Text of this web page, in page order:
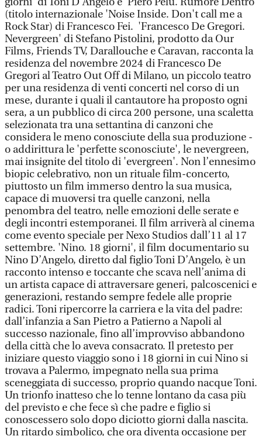
(titolo internazionale 'Noise Inside. Don't call me a
Rock Star) di Francesco Fei. 'Francesco De Gregori.
Nevergreen' di Stefano Pistolini, prodotto da Our
Films, Friends TV, Darallouche e Caravan, racconta la
residenza del novembre 2024 di Francesco De
Gregori al Teatro Out Off di Milano, un piccolo teatro
per una residenza di venti concerti nel corso di un
mese, durante i quali il cantautore ha proposto ogni
sera, a un pubblico di circa 200 persone, una scaletta
selezionata tra una settantina di canzoni che
considera le meno conosciute della sua produzione -
o addirittura le 'perfette sconosciute', le nevergreen,
mai insignite del titolo di 'evergreen'. Non l’ennesimo
biopic celebrativo, non un rituale film-concerto,
piuttosto un film immerso dentro la sua musica,
capace di muoversi tra quelle canzoni, nella
penombra del teatro, nelle emozioni delle serate e
degli incontri estemporanei. Il film arriverà al cinema
come evento speciale per Nexo Studios dall’11 al 17
settembre. 'Nino. 18 giorni', il film documentario su
Nino D’Angelo, diretto dal figlio Toni D’Angelo, è un
racconto intenso e toccante che scava nell’anima di
un artista capace di attraversare generi, palcoscenici e
generazioni, restando sempre fedele alle proprie
radici. Toni ripercorre la carriera e la vita del padre:
dall’infanzia a San Pietro a Patierno a Napoli al
successo nazionale, fino all’improvviso abbandono
della città che lo aveva consacrato. Il pretesto per
iniziare questo viaggio sono i 18 giorni in cui Nino si
trovava a Palermo, impegnato nella sua prima
sceneggiata di successo, proprio quando nacque Toni.
Un trionfo inatteso che lo tenne lontano da casa più
del previsto e che fece sì che padre e figlio si
conoscessero solo dopo diciotto giorni dalla nascita.
Un ritardo simbolico, che ora diventa occasione per